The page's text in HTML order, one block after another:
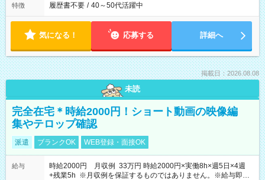
特徴 履歴書不要 / 40～50代活躍中
気になる！ 応募する 詳細へ
掲載日：2026.08.08
未読
完全在宅＊時給2000円！ショート動画の映像編
集やテロップ確認
派遣 ブランクOK WEB登録・面接OK
給与
時給2000円 月収例 33万円 時給2000円×実働8h×週5日×4週
+残業5h ※月収例を保証するものではありません。※給与即受